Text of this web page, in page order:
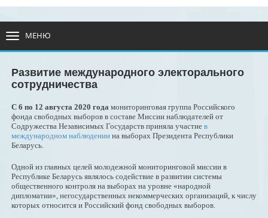
МЕНЮ
Развитие международного электорального
сотрудничества
С 6 по 12 августа 2020 года мониторинговая группа Российского
фонда свободных выборов в составе Миссии наблюдателей от
Содружества Независимых Государств приняла участие в
международном наблюдении на выборах Президента Республики
Беларусь.
Одной из главных целей молодежной мониторинговой миссии в
Республике Беларусь являлось содействие в развитии системы
общественного контроля на выборах на уровне «народной
дипломатии», негосударственных некоммерческих организаций, к числу
которых относится и Российский фонд свободных выборов.